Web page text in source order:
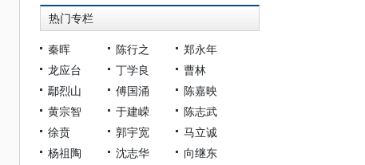
热门专栏
秦晖 陈行之
郑永年
龙应台
丁学良
曹林
鄢烈山
傅国涌
陈嘉映
黄宗智
于建嵘
陈志武
徐贲
郭宇宽
马立诚
杨祖陶
沈志华
向继东